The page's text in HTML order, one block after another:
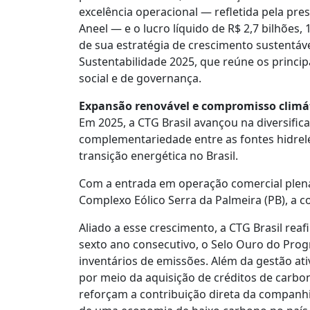
excelência operacional — refletida pela
Aneel — e o lucro líquido de R$ 2,7 bilhões,
de sua estratégia de crescimento
Sustentabilidade 2025, que reúne os
social e de governança.
Expansão renovável e compromisso
Em 2025, a CTG Brasil avançou na
complementariedade entre as fontes
transição energética no Brasil.
Com a entrada em operação comercial
Complexo Eólico Serra da Palmeira (PB), a
Aliado a esse crescimento, a CTG Brasil
sexto ano consecutivo, o Selo Ouro do
inventários de emissões. Além da gestão
por meio da aquisição de créditos de
reforçam a contribuição direta da